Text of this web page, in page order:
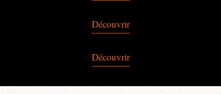
Découvrir
Découvrir